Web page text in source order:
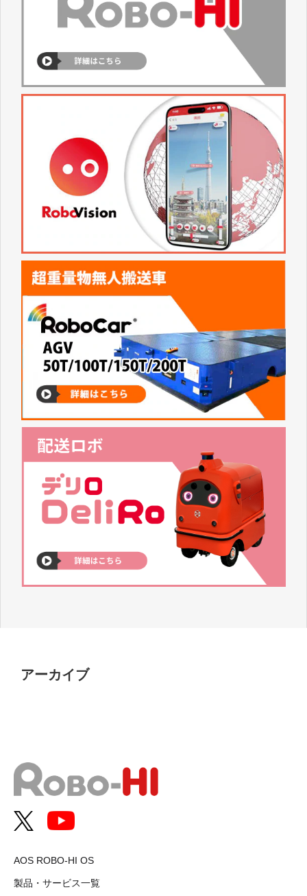
アーカイブ
AOS ROBO-HI OS
製品・サービス一覧